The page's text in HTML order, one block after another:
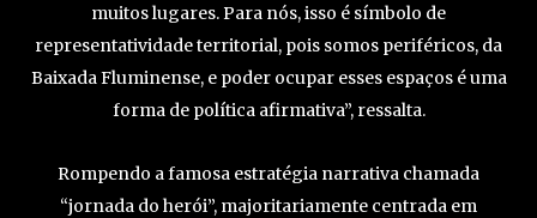
muitos lugares. Para nós, isso é símbolo de
representatividade territorial, pois somos periféricos, da
Baixada Fluminense, e poder ocupar esses espaços é uma
forma de política afirmativa”, ressalta.
Rompendo a famosa estratégia narrativa chamada
“jornada do herói”, majoritariamente centrada em